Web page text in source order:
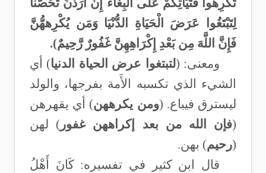
تُكْرِهُوا فَتَيَاتِكُمْ عَلَى الْبِغَاء إِنْ أَرَدْنَ تَحَصُّناً
لِتَبْتَغُوا عَرَضَ الْحَيَاةِ الدُّنْيَا وَمَن يُكْرِههُّنَّ
فَإِنَّ اللَّهَ مِن بَعْدِ إِكْرَاهِهِنَّ غَفُورٌ رَّحِيمٌ).
ومعنى: (لتبتغوا عرض الحياة الدنيا) أي
الشيء الذي تكسبه الأَمة بفرجها، والولد
ليسترق فيباع.
(ومن يكرههن) أي يقهرهن
(فإن الله من بعد إكراههن غفور ) لهن
(رحيم) بهن.
قال ابن كثير في تفسيره: كَانَ أَهْلُ